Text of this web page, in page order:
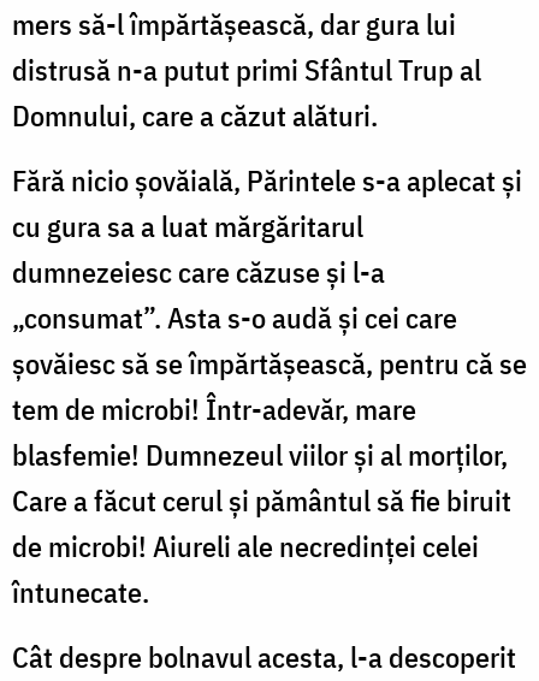
mers să-l împărtășească, dar gura lui
distrusă n-a putut primi Sfântul Trup al
Domnului, care a căzut alături.
Fără nicio șovăială, Părintele s-a aplecat și
cu gura sa a luat mărgăritarul
dumnezeiesc care căzuse și l-a
„consumat”. Asta s-o audă și cei care
șovăiesc să se împărtășească, pentru că se
tem de microbi! Într-adevăr, mare
blasfemie! Dumnezeul viilor și al morților,
Care a făcut cerul și pământul să fie biruit
de microbi! Aiureli ale necredinței celei
întunecate.
Cât despre bolnavul acesta, l-a descoperit